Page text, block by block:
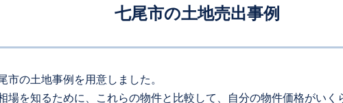
2025年12 月 -
七尾市の土地売出事例
市の土地事例を用意しました。
場を知るために、これらの物件と比較して、自分の物件価格がいく